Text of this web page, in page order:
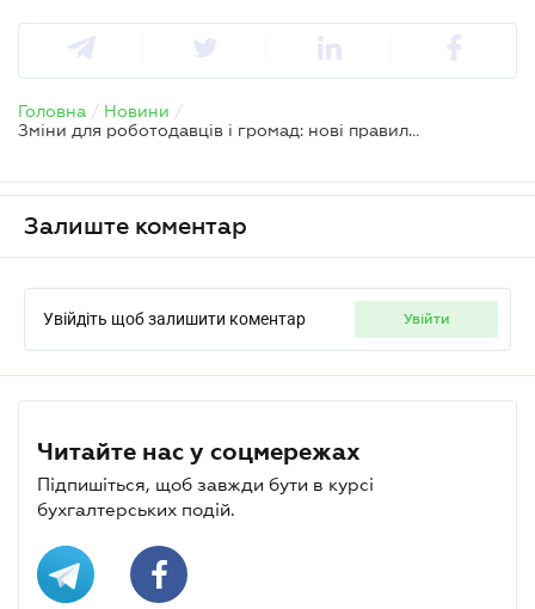
Головна / Новини /
Зміни для роботодавців і громад: нові правила працевлаштування сумісників
Залиште коментар
Увійдіть щоб залишити коментар увійти
Читайте нас у соцмережах
Підпишіться, щоб завжди бути в курсі
бухгалтерських подій.